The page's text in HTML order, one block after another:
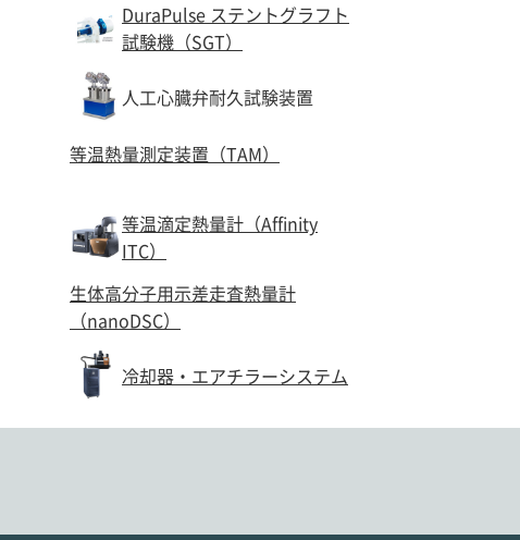
DuraPulse ステントグラフト
試験機（SGT）
人工心臓弁耐久試験装置
等温熱量測定装置（TAM）
等温滴定熱量計（Affinity
ITC）
生体高分子用示差走査熱量計
（nanoDSC）
冷却器・エアチラーシステム